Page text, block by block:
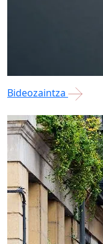
Bideozaintza